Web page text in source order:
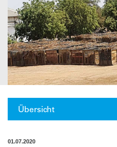
Übersicht
01.07.2020